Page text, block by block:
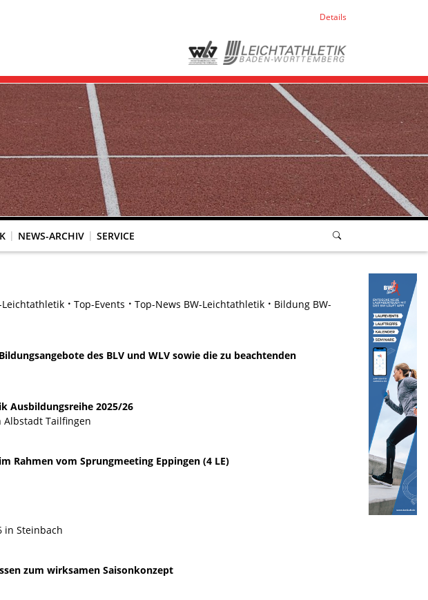
Details
NEWS-ARCHIV SERVICE
Leichtathletik Top-Events Top-News BW-Leichtathletik
Bildung BW-
des BLV und WLV sowie die zu beachtenden
Ausbildungsreihe 2025/26
Albstadt Tailfingen
Rahmen vom Sprungmeeting Eppingen (4 LE)
in Steinbach
zum wirksamen Saisonkonzept